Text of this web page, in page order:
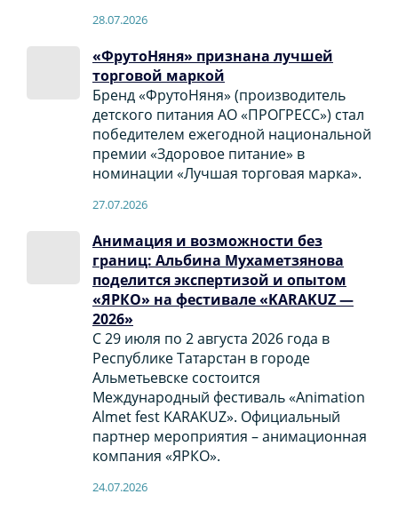
28.07.2026
«ФрутоНяня» признана лучшей
торговой маркой
Бренд «ФрутоНяня» (производитель
детского питания АО «ПРОГРЕСС») стал
победителем ежегодной национальной
премии «Здоровое питание» в
номинации «Лучшая торговая марка».
27.07.2026
Анимация и возможности без
границ: Альбина Мухаметзянова
поделится экспертизой и опытом
«ЯРКО» на фестивале «KARAKUZ —
2026»
С 29 июля по 2 августа 2026 года в
Республике Татарстан в городе
Альметьевске состоится
Международный фестиваль «Animation
Almet fest KARAKUZ». Официальный
партнер мероприятия – анимационная
компания «ЯРКО».
24.07.2026